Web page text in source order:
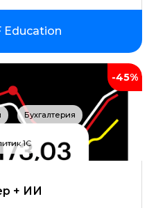
Education
-45%
Бухгалтерия
1С
+ ИИ